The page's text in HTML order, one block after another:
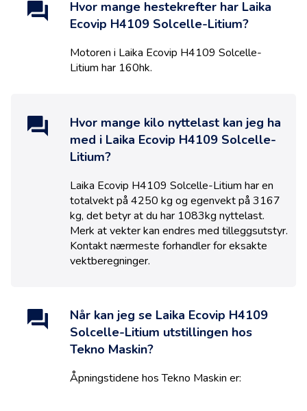
Hvor mange hestekrefter har Laika
Ecovip H4109 Solcelle-Litium?
Motoren i Laika Ecovip H4109 Solcelle-
Litium har 160hk.
Hvor mange kilo nyttelast kan jeg ha
med i Laika Ecovip H4109 Solcelle-
Litium?
Laika Ecovip H4109 Solcelle-Litium har en
totalvekt på 4250 kg og egenvekt på 3167
kg, det betyr at du har 1083kg nyttelast.
Merk at vekter kan endres med tilleggsutstyr.
Kontakt nærmeste forhandler for eksakte
vektberegninger.
Når kan jeg se Laika Ecovip H4109
Solcelle-Litium utstillingen hos
Tekno Maskin?
Åpningstidene hosTekno Maskin er: